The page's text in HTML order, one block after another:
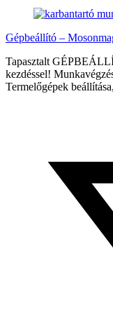
Gépbeállító –
Tapasztalt
kezdéssel!
Termelőgépek